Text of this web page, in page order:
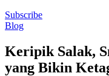
Subscribe
Blog
Keripik Salak,
yang Bikin